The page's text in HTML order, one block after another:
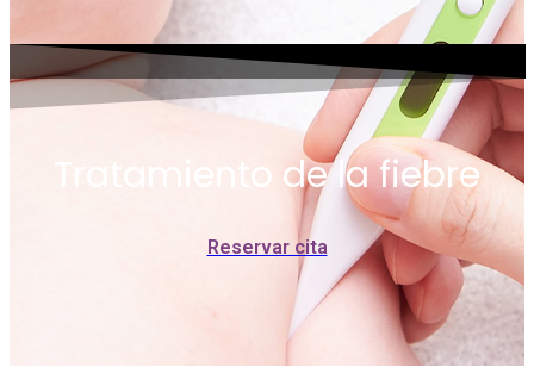
Tratamiento de la fiebre
Reservar cita